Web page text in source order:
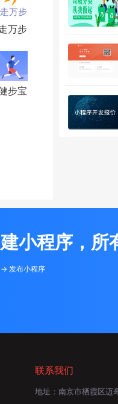
万步
步宝
小程序，所
> 发布小程序
联系我们
地址： 南京市栖霞区迈